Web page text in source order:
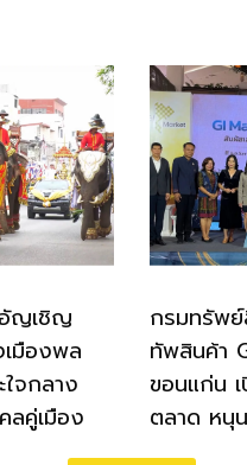
ญเชิญ
มืองพล
จกลาง
ลคู่เมือง
กรมทรัพ
ทัพสินค้า
ขอนแก่น
ตลาด หนุ